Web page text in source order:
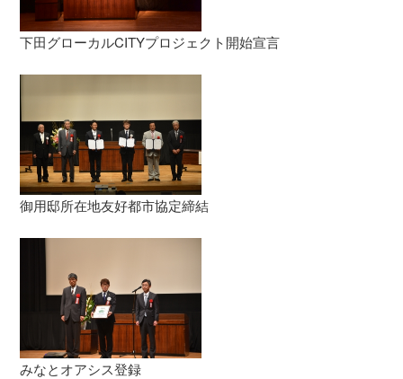
下田グローカルCITYプロジェクト開始宣言
御用邸所在地友好都市協定締結
みなとオアシス登録